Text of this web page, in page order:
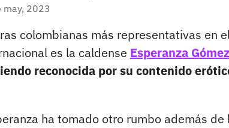
may, 2023
colombianas más representativas en
es la caldense Esperanza Gómez
reconocida por su contenido
ha tomado otro rumbo además